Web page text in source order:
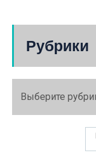
Рубрики